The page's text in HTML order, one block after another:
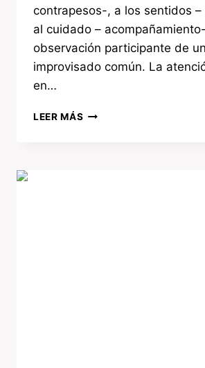
contrapesos-, a los sentidos
al cuidado –
observación participante de
improvisado común. La
en…
LEER MÁS